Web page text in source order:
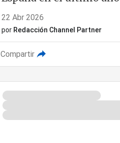
22 Abr 2026
por Redacción Channel Partner
Compartir